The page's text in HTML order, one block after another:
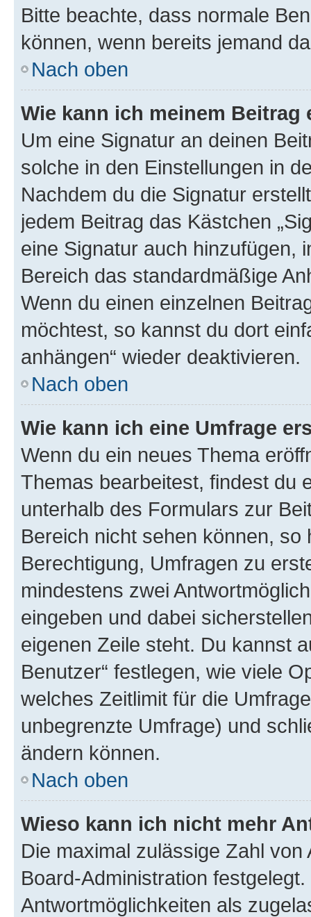
Bitte beachte, dass normale
können, wenn bereits jemand
Nach oben
Wie kann ich meinem
Um eine Signatur an deinen
solche in den Einstellungen in
Nachdem du die Signatur
jedem Beitrag das Kästchen
eine Signatur auch hinzufügen,
Bereich das standardmäßige
Wenn du einen einzelnen
möchtest, so kannst du dort
anhängen“ wieder deaktivieren.
Nach oben
Wie kann ich eine Umfrage
Wenn du ein neues Thema
Themas bearbeitest, findest du
unterhalb des Formulars zur
Bereich nicht sehen können,
Berechtigung, Umfragen zu
mindestens zwei
eingeben und dabei
eigenen Zeile steht. Du kannst
Benutzer“ festlegen, wie viele
welches Zeitlimit für die
unbegrenzte Umfrage) und
ändern können.
Nach oben
Wieso kann ich nicht mehr
Die maximal zulässige Zahl
Board-Administration
Antwortmöglichkeiten als